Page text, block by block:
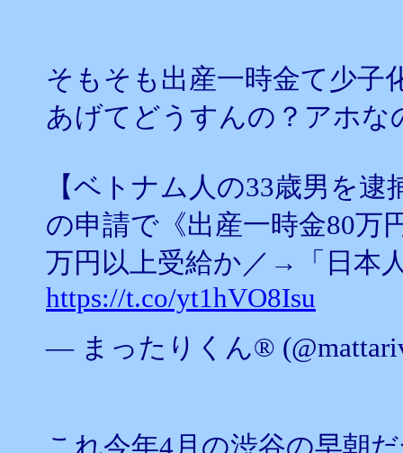
そもそも出産一時金て少子
あげてどうすんの？アホな
【ベトナム人の33歳男を
の申請で《出産一時金80万
万円以上受給か／→「日本
https://t.co/yt1hVO8Isu
— まったりくん®︎
これ今年4月の渋谷の早朝